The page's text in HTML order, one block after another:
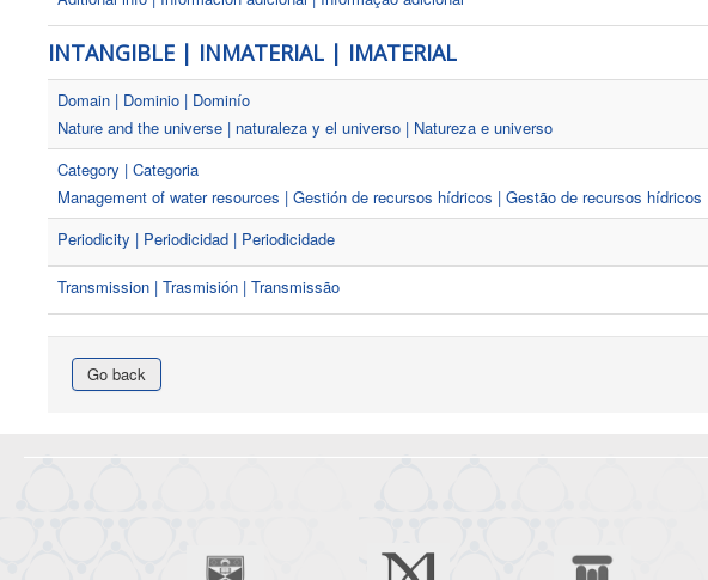
INTANGIBLE | INMATERIAL | IMATERIAL
Domain | Dominio | Dominío
Nature and the universe | naturaleza y el universo | Natureza e universo
Category | Categoria
Management of water resources | Gestión de recursos hídricos | Gestão de recursos hídricos
Periodicity | Periodicidad | Periodicidade
Transmission | Trasmisión | Transmissão
Go back